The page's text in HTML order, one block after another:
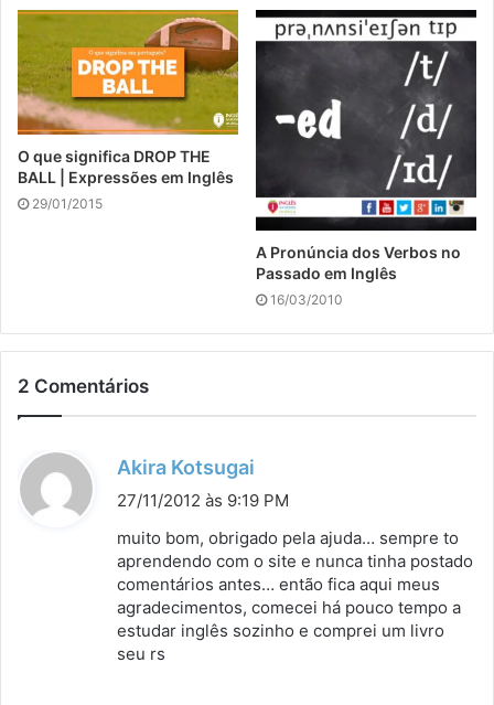
O que significa DROP THE
BALL | Expressões em Inglês
29/01/2015
A Pronúncia dos Verbos no
Passado em Inglês
16/03/2010
2 Comentários
Akira Kotsugai
i
s
e
:
27/11/2012 às 9:19 PM
muito bom, obrigado pela ajuda… sempre to
aprendendo com o site e nunca tinha postado
comentários antes… então fica aqui meus
agradecimentos, comecei há pouco tempo a
estudar inglês sozinho e comprei um livro
seu rs